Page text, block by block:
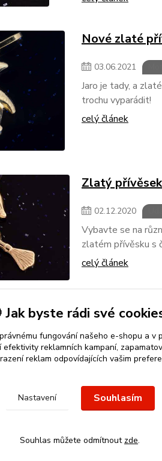
Nové zlaté
03.06.2021
Jaro je tady, a
trochu vyparádit!
celý článek
Zlatý
02.12.2020
Vybavte se na
zlatém přívěsku s
celý článek
řetízek spolehlivý nápad na dárek.
Jak byste rádi své
fungování našeho e-shopu a v
reklamních kampaní,
reklam odpovídajících vašim
Nastavení Souhlasím
Souhlas můžete odmítnout zde.